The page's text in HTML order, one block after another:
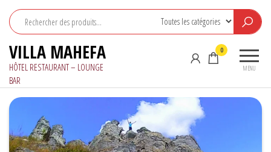
contenu
VILLA MAHEFA
HÔTEL RESTAURANT – LOUNGE
BAR
MENU
0